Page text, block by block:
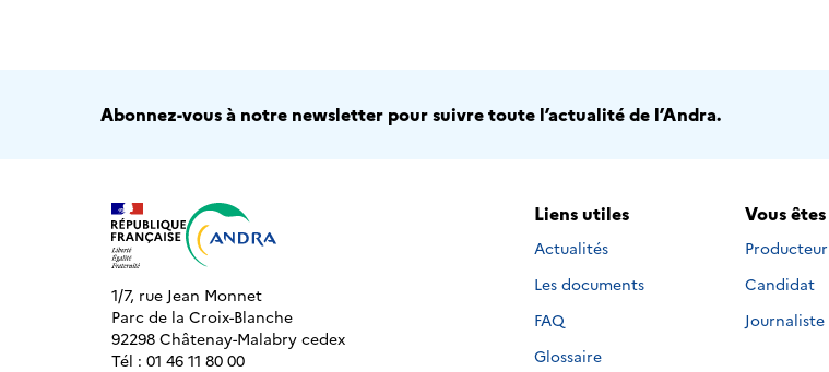
Abonnez-vous à notre newsletter pour suivre toute l’actualité de l’Andra.
1/7, rue Jean Monnet
Parc de la Croix-Blanche
92298 Châtenay-Malabry cedex
Tél : 01 46 11 80 00
Liens utiles
Actualités
Les documents
FAQ
Glossaire
Vous êtes
Producteur
Candidat
Journaliste